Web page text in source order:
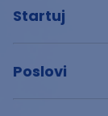
Startuj
Poslovi